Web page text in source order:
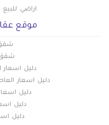
اراضي
موقع
شقق
شقق
دليل اسعار
دليل اسعار
دليل
دليل
دليل